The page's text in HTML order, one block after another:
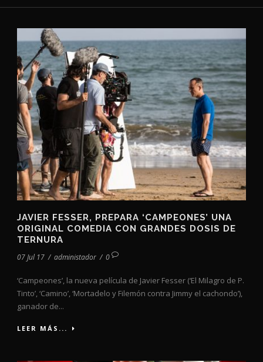
JAVIER FESSER, PREPARA ‘CAMPEONES’ UNA
ORIGINAL COMEDIA CON GRANDES DOSIS DE
TERNURA
07 Jul 17 / administador / 0
‘Campeones’, la nueva película de Javier Fesser (‘El Milagro de P.
Tinto’, ‘Camino’, ‘Mortadelo y Filemón contra Jimmy el cachondo’),
ganador de...
LEER MÁS...